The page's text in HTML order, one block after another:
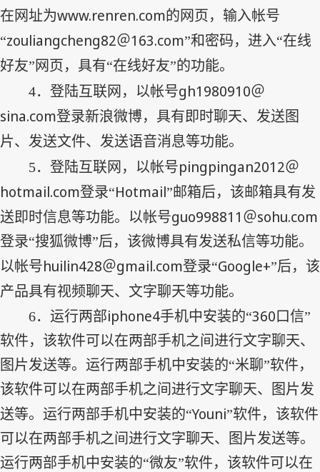
在网址为www.renren.com的网页，输入帐号
“zouliangcheng82＠163.com”和密码，进入“在线
好友”网页，具有“在线好友”的功能。
4．登陆互联网，以帐号gh1980910＠
sina.com登录新浪微博，具有即时聊天、发送图
片、发送文件、发送语音消息等功能。
5．登陆互联网，以帐号pingpingan2012＠
hotmail.com登录“Hotmail”邮箱后，该邮箱具有发
送即时信息等功能。以帐号guo998811 ＠sohu.com
登录“搜狐微博”后，该微博具有发送私信等功能。
以帐号huilin428＠gmail.com登录“Google+”后，该
产品具有视频聊天、文字聊天等功能。
6．运行两部iphone4手机中安装的“360 口信”
软件，该软件可以在两部手机之间进行文字聊天、
图片发送等。运行两部手机中安装的“米聊”软件，
该软件可以在两部手机之间进行文字聊天、图片发
送等。运行两部手机中安装的“Youni”软件，该软件
可以在两部手机之间进行文字聊天、图片发送等。
运行两部手机中安装的“微友”软件，该软件可以在